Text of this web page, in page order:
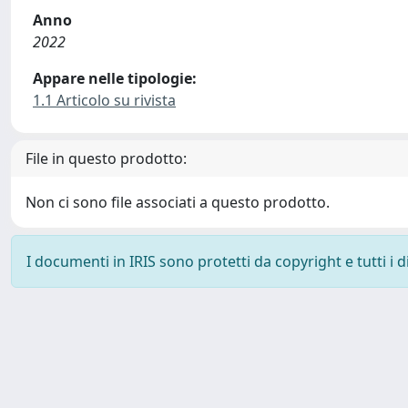
Anno
2022
Appare nelle tipologie:
1.1 Articolo su rivista
File in questo prodotto:
Non ci sono file associati a questo prodotto.
I documenti in IRIS sono protetti da copyright e tutti i